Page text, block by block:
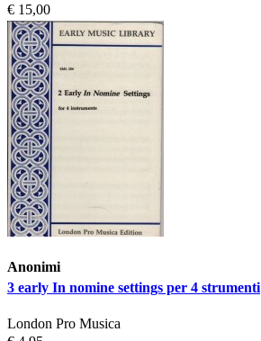
€ 15,00
Anonimi
3 early In nomine settings per 4 strumenti
London Pro Musica